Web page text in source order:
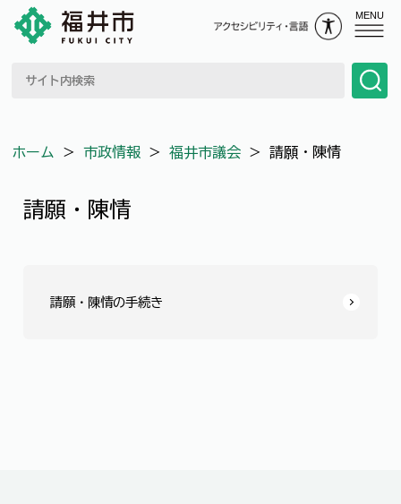
MENU
ホーム ＞ 市政情報 ＞ 福井市議会 ＞ 請願・陳情
請願・陳情
請願・陳情の手続き